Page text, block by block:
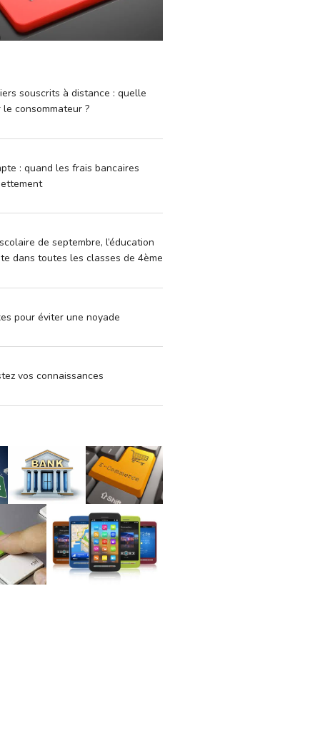
souscrits à distance : quelle
consommateur ?
: quand les frais bancaires
de septembre, l’éducation
dans toutes les classes de 4ème
pour éviter une noyade
vos connaissances